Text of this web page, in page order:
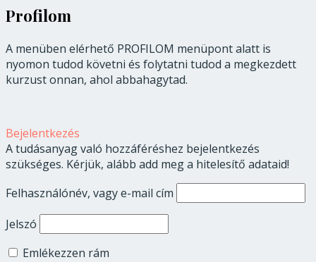
Profilom
A menüben elérhető PROFILOM menüpont alatt is
nyomon tudod követni és folytatni tudod a megkezdett
kurzust onnan, ahol abbahagytad.
Bejelentkezés
A tudásanyag való hozzáféréshez bejelentkezés
szükséges. Kérjük, alább add meg a hitelesítő adataid!
Felhasználónév, vagy e-mail cím
Jelszó
Emlékezzen rám